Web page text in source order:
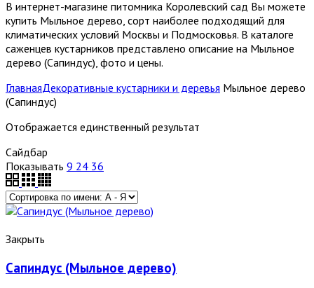
В интернет-магазине питомника Королевский сад Вы можете
купить Мыльное дерево, сорт наиболее подходящий для
климатических условий Москвы и Подмосковья. В каталоге
саженцев кустарников представлено описание на Мыльное
дерево (Сапиндус), фото и цены.
ГлавнаяДекоративные кустарники и деревья Мыльное дерево
(Сапиндус)
Отображается единственный результат
Сайдбар
Показывать 9 24 36
Закрыть
Сапиндус (Мыльное дерево)